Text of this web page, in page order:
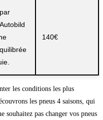
140€
les conditions les plus
les pneus 4 saisons, qui
souhaitez pas changer vos pneus